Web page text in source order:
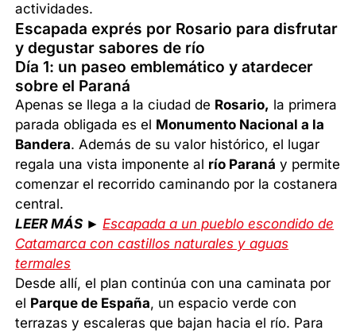
actividades.
Escapada exprés por Rosario para disfrutar
y degustar sabores de río
Día 1: un paseo emblemático y atardecer
sobre el Paraná
Apenas se llega a la ciudad de Rosario, la primera
parada obligada es el Monumento Nacional a la
Bandera. Además de su valor histórico, el lugar
regala una vista imponente al río Paraná y permite
comenzar el recorrido caminando por la costanera
central.
LEER MÁS ►Escapada a un pueblo escondido de
Catamarca con castillos naturales y aguas
termales
Desde allí, el plan continúa con una caminata por
el Parque de España, un espacio verde con
terrazas y escaleras que bajan hacia el río. Para